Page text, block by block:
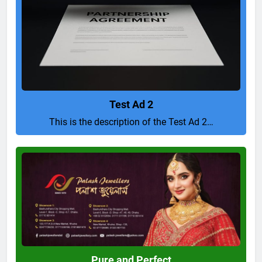
Test Ad 2
This is the description of the Test Ad 2…